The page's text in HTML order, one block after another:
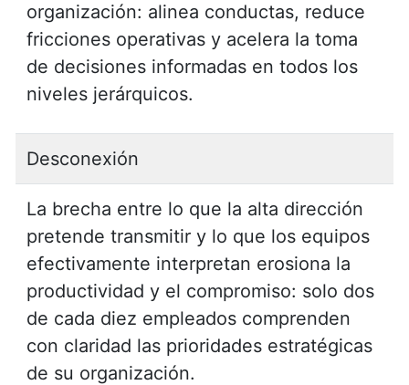
organización: alinea conductas, reduce
fricciones operativas y acelera la toma
de decisiones informadas en todos los
niveles jerárquicos.
Desconexión
La brecha entre lo que la alta dirección
pretende transmitir y lo que los equipos
efectivamente interpretan erosiona la
productividad y el compromiso: solo dos
de cada diez empleados comprenden
con claridad las prioridades estratégicas
de su organización.